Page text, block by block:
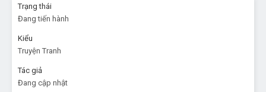
Trạng thái
Đang tiến hành
Kiểu
Truyện Tranh
Tác giả
Đang cập nhật